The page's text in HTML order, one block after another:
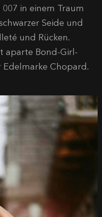
in einem Traum
Seide und
und Rücken.
aparte Bond-Girl-
Chopard.